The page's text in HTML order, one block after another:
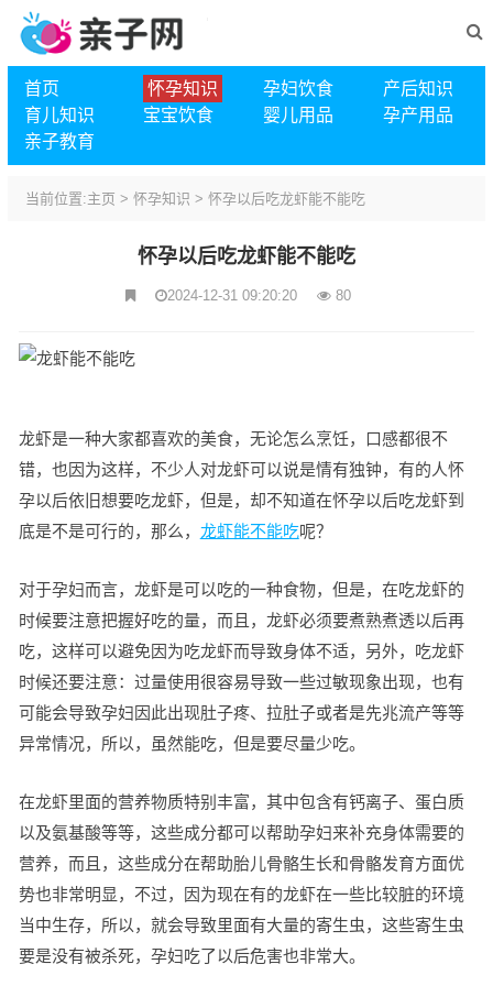
首页 怀孕知识 孕妇饮食
产后知识
育儿知识
宝宝饮食 婴儿用品
孕产用品
亲子教育
当前位置:主页 > 怀孕知识 > 怀孕以后吃龙虾能不能吃
怀孕以后吃龙虾能不能吃
2024-12-31 09:20:20 80
龙虾是一种大家都喜欢的美食，无论怎么烹饪，口感都很不
错，也因为这样，不少人对龙虾可以说是情有独钟，有的人怀
孕以后依旧想要吃龙虾，但是，却不知道在怀孕以后吃龙虾到
底是不是可行的，那么， 龙虾能不能吃呢？
对于孕妇而言，龙虾是可以吃的一种食物，但是，在吃龙虾的
时候要注意把握好吃的量，而且，龙虾必须要煮熟煮透以后再
吃，这样可以避免因为吃龙虾而导致身体不适，另外，吃龙虾
时候还要注意：过量使用很容易导致一些过敏现象出现，也有
可能会导致孕妇因此出现肚子疼、拉肚子或者是先兆流产等等
异常情况，所以，虽然能吃，但是要尽量少吃。
在龙虾里面的营养物质特别丰富，其中包含有钙离子、蛋白质
以及氨基酸等等，这些成分都可以帮助孕妇来补充身体需要的
营养，而且，这些成分在帮助胎儿骨骼生长和骨骼发育方面优
势也非常明显，不过，因为现在有的龙虾在一些比较脏的环境
当中生存，所以，就会导致里面有大量的寄生虫，这些寄生虫
要是没有被杀死，孕妇吃了以后危害也非常大。